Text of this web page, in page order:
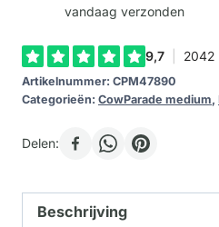
vandaag verzonden
Artikelnummer: CPM47890
Categorieën: CowParade medium ,
Delen:
Beschrijving